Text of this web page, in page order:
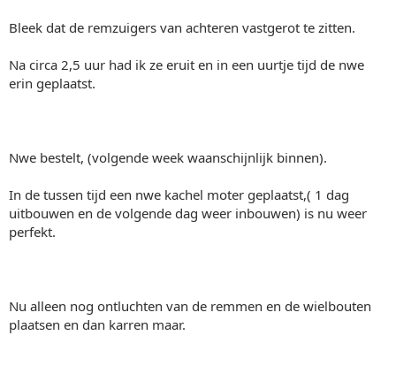
Bleek dat de remzuigers van achteren vastgerot te zitten.
Na circa 2,5 uur had ik ze eruit en in een uurtje tijd de nwe
erin geplaatst.
Nwe bestelt, (volgende week waanschijnlijk binnen).
In de tussen tijd een nwe kachel moter geplaatst,( 1 dag
uitbouwen en de volgende dag weer inbouwen) is nu weer
perfekt.
Nu alleen nog ontluchten van de remmen en de wielbouten
plaatsen en dan karren maar.